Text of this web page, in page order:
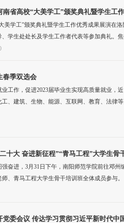
省高校“大美学工”颁奖典礼暨学生工
美学工”颁奖典礼暨学生工作优秀成果展演
学生处处长及学生工作者代表等参加典礼。
春季双选会
工作，促进2023届毕业生实现高质量就业
、建筑、生物、能源、互联网、教育、法律
十大 奋进新征程”“青马工程”大学生骨
奋进，3月31日下午，南阳师范学院前往邓
、青马工程大学生骨干培训班全体成员参与。
委会议 传达学习贯彻习近平新时代中